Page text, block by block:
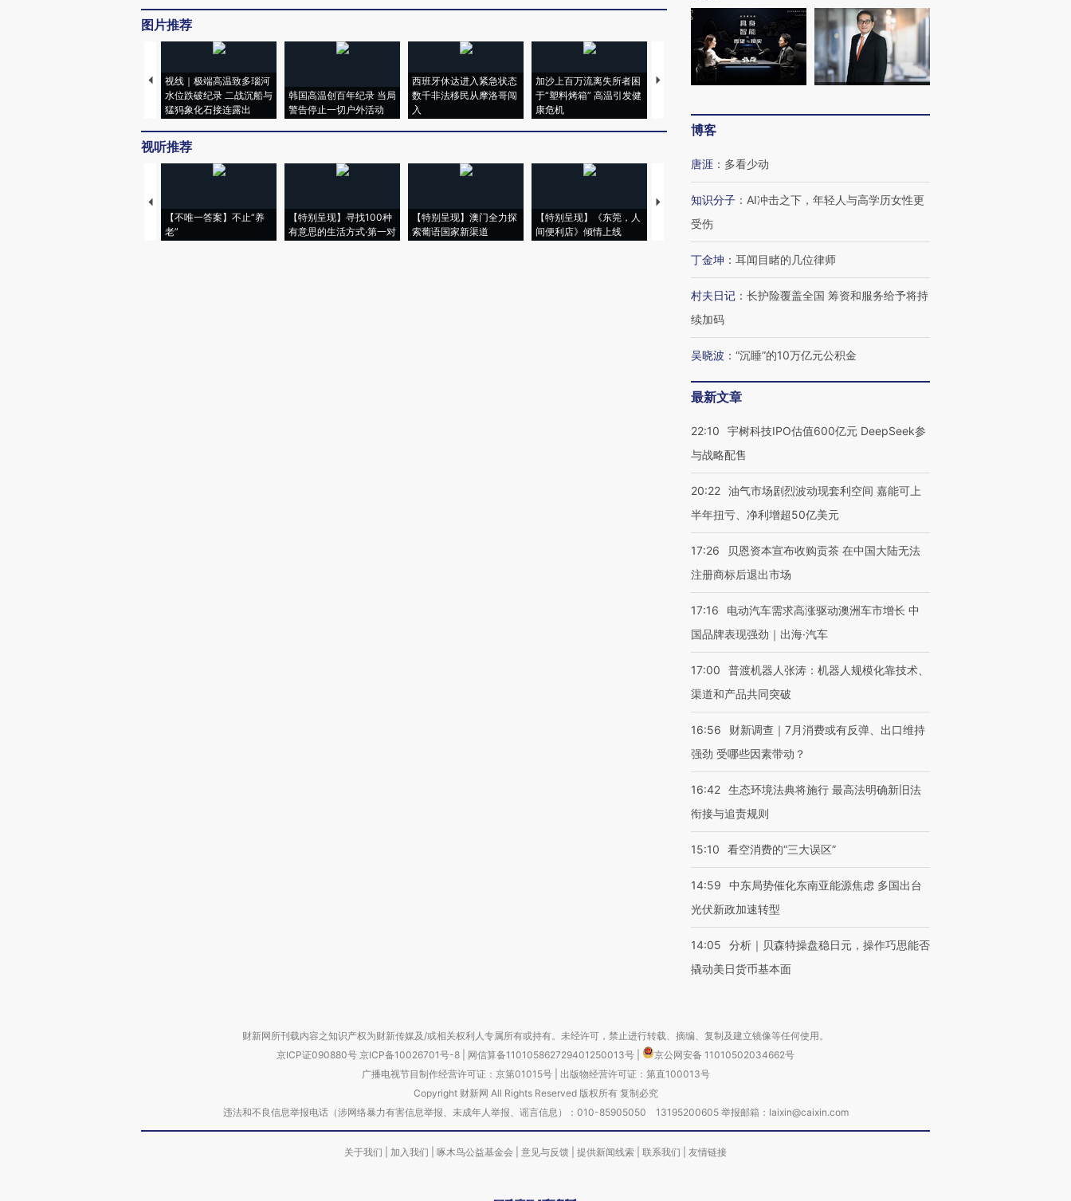
图片推荐
视线｜极端高温致多瑙河
水位跌破纪录 二战沉船与
猛犸象化石接连露出
韩国高温创百年纪录 当局
警告停止一切户外活动
西班牙休达进入紧急状态
数千非法移民从摩洛哥闯
入
加沙上百万流离失所者困
于“塑料烤箱” 高温引发健
康危机
视线｜HYROX的吸金
马航飞行员跨国走私7万
视线｜被称为“蟑螂”的印
视听推荐
【不唯一答案】不止“养
老”
【特别呈现】寻找100种
有意思的生活方式·第一对
【特别呈现】澳门全力探
索葡语国家新渠道
【特别呈现】《东莞，人
间便利店》倾情上线
【推广】走进第四届链博
会，让数智科技“链”接产
【商旅对话】华住集团
博客
唐涯 ： 多看少动
知识分子 ： AI冲击之下，年轻人与高学历女性更
受伤
丁金坤 ： 耳闻目睹的几位律师
村夫日记 ： 长护险覆盖全国 筹资和服务给予将持
续加码
吴晓波 ： “沉睡”的10万亿元公积金
最新文章
22:10
宇树科技IPO估值600亿元 DeepSeek参
与战略配售
20:22 油气市场剧烈波动现套利空间 嘉能可上
半年扭亏、净利增超50亿美元
17:26
贝恩资本宣布收购贡茶 在中国大陆无法
注册商标后退出市场
17:16
电动汽车需求高涨驱动澳洲车市增长 中
国品牌表现强劲｜出海·汽车
17:00
普渡机器人张涛：机器人规模化靠技术、
渠道和产品共同突破
16:56
财新调查｜7月消费或有反弹、出口维持
强劲 受哪些因素带动？
16:42 生态环境法典将施行 最高法明确新旧法
衔接与追责规则
15:10 看空消费的“三大误区”
14:59
中东局势催化东南亚能源焦虑 多国出台
光伏新政加速转型
14:05
分析｜贝森特操盘稳日元，操作巧思能否
撬动美日货币基本面
财新网所刊载内容之知识产权为财新传媒及/或相关权利人专属所有或持有。未经许可，禁止进行转载、摘编、复制及建立镜像等任何使用。
京ICP证090880号 京ICP备10026701号-8 网信算备110105862729401250013号
京公网安备 11010502034662号
广播电视节目制作经营许可证：京第01015号| 出版物经营许可证：第直100013号
Copyright 财新网 All Rights Reserved 版权所有 复制必究
违法和不良信息举报电话（涉网络暴力有害信息举报、未成年人举报、谣言信息）：010-85905050 13195200605 举报邮箱：laixin@caixin.com
关于我们 加入我们 啄木鸟公益基金会 意见与反馈 提供新闻线索 联系我们 友情链接